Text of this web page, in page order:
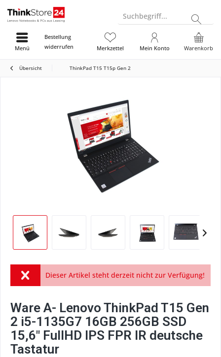
Suchbegriff...
Bestellung
widerrufen
Warenkorb
Merkzettel Mein Konto
Menü
Übersicht ThinkPad T15 T15p Gen 2
Dieser Artikel steht derzeit nicht zur Verfügung!
Ware A- Lenovo ThinkPad T15 Gen
2 i5-1135G7 16GB 256GB SSD
15,6" FullHD IPS FPR IR deutsche
Tastatur